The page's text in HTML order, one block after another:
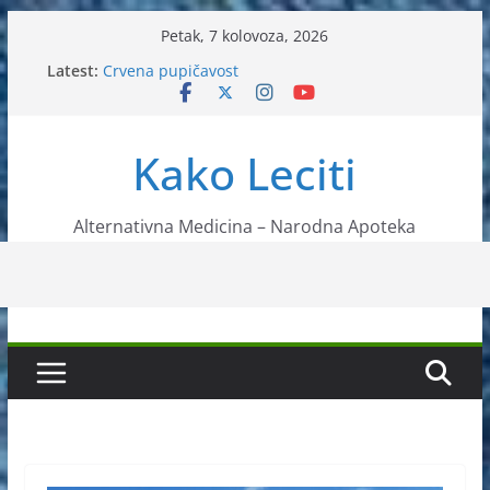
Skip
to
Petak, 7 kolovoza, 2026
Latest: Crvena pupičavost
Čir na želucu – Liječenje prirodnim metodama
Liječenje bubrežnog kamenca uz pomoć čaja
Kako Leciti
Alternativna Medicina – Narodna Apoteka